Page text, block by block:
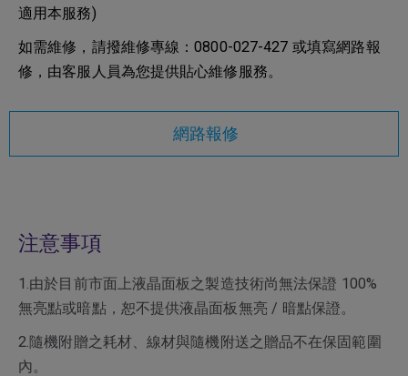
適用本服務)
如需維修，請撥維修專線：0800-027-427 或填寫網路報
修，由客服人員為您提供貼心維修服務。
網路報修
注意事項
1.由於目前市面上液晶面板之製造技術尚無法保證 100%
無亮點或暗點，恕不提供液晶面板無亮 / 暗點保證。
2.隨機附贈之耗材、線材與隨機附送之贈品不在保固範圍
內。